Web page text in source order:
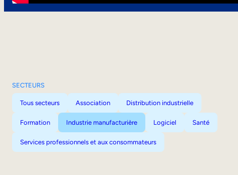
SECTEURS
Tous secteurs Association Distribution industrielle
Formation Industrie manufacturière Logiciel Santé
Services professionnels et aux consommateurs